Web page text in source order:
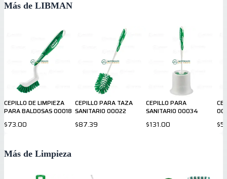
Más de LIBMAN
CEPILLO DE LIMPIEZA
PARA BALDOSAS 00018
$73.00
CEPILLO PARA TAZA
SANITARIO 00022
$87.39
CEPILLO PARA
SANITARIO 00034
$131.00
Más de Limpieza